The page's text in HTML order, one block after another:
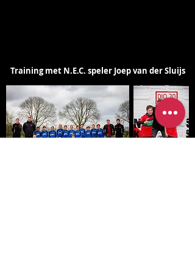
Training met N.E.C. speler Joep van der Sluijs